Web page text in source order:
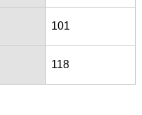
101
118